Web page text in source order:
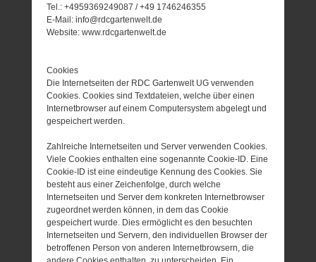
Tel.: +4959369249087 / +49 1746246355
E-Mail: info@rdcgartenwelt.de
Website: www.rdcgartenwelt.de
Cookies
Die Internetseiten der RDC Gartenwelt UG verwenden
Cookies. Cookies sind Textdateien, welche über einen
Internetbrowser auf einem Computersystem abgelegt und
gespeichert werden.
Zahlreiche Internetseiten und Server verwenden Cookies.
Viele Cookies enthalten eine sogenannte Cookie-ID. Eine
Cookie-ID ist eine eindeutige Kennung des Cookies. Sie
besteht aus einer Zeichenfolge, durch welche
Internetseiten und Server dem konkreten Internetbrowser
zugeordnet werden können, in dem das Cookie
gespeichert wurde. Dies ermöglicht es den besuchten
Internetseiten und Servern, den individuellen Browser der
betroffenen Person von anderen Internetbrowsern, die